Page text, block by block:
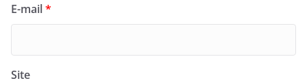
E-mail*
Site